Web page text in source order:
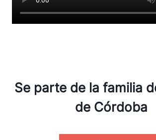
Se parte de la familia
de Córdoba